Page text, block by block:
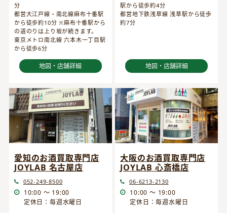
分
都営大江戸線・南北線麻布十番駅
から徒歩約10分 ※麻布十番駅から
の道のりは上り坂が続きます。
東京メトロ南北線 六本木一丁目駅
から徒歩6分
地図・店舗詳細
駅から徒歩約4分
都営地下鉄浅草線 浅草駅から徒歩
約7分
地図・店舗詳細
愛知のお酒買取専門店
JOYLAB 名古屋店
052-249-8500
10:00 ～ 19:00
定休日：毎週水曜日
大阪のお酒買取専門店
JOYLAB 心斎橋店
06-6213-2130
10:00 ～ 19:00
定休日：毎週水曜日